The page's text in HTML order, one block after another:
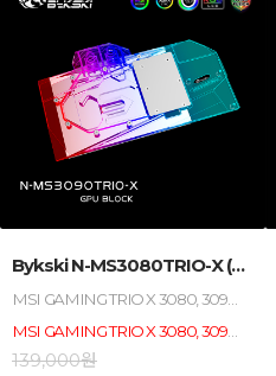
Bykski N-MS3080TRIO-X (MSI ,...
MSI GAMING TRIO X 3080, 3090 전용 워터블럭 / 아크릴 / 구리 / 니켈 도금 / ADD_RGB 적용 / ADD_RGB 보드 싱크 호환(AURA, MYSTIC등)
MSI GAMING TRIO X 3080, 3090 전용 워터블럭입니다, 다른 제품과 호환 불가.
139,000원